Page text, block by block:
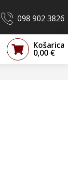
098 902 3826
Košarica
0,00 €